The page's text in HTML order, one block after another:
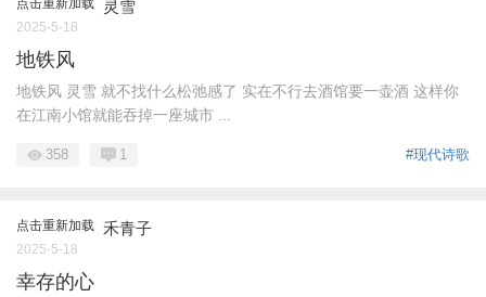
点击重新加载 灵雪
2025-5-18
地铁风
地铁风 灵雪 就不找什么松弛感了 实在不行去酒馆要一壶酒 这样你
在江南小馆就能吞掉一座城市 ...
#现代诗歌
358 1
点击重新加载 禾青子
2025-5-18
幸存的心